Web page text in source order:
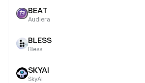
BEAT
Audiera
BLESS
Bless
SKYAI
SkyAI